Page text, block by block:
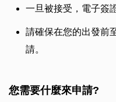
一旦被接受，電子簽
請確保在您的出發前
請。
您需要什麼來申請?